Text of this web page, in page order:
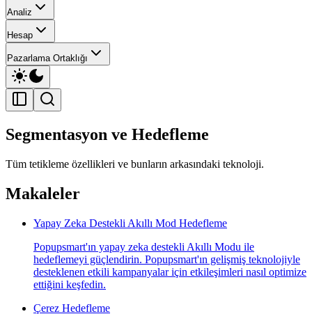
Analiz
Hesap
Pazarlama Ortaklığı
Segmentasyon ve Hedefleme
Tüm tetikleme özellikleri ve bunların arkasındaki teknoloji.
Makaleler
Yapay Zeka Destekli Akıllı Mod Hedefleme
Popupsmart'ın yapay zeka destekli Akıllı Modu ile
hedeflemeyi güçlendirin. Popupsmart'ın gelişmiş teknolojiyle
desteklenen etkili kampanyalar için etkileşimleri nasıl optimize
ettiğini keşfedin.
Çerez Hedefleme